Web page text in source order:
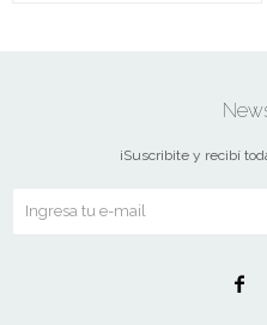
¡Suscribite y recibí
